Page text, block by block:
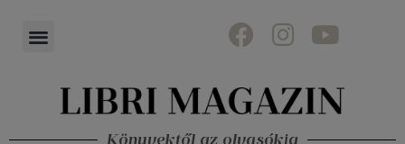
Könyvektől az olvasókig